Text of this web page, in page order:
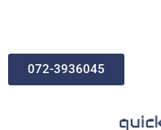
072-3936045